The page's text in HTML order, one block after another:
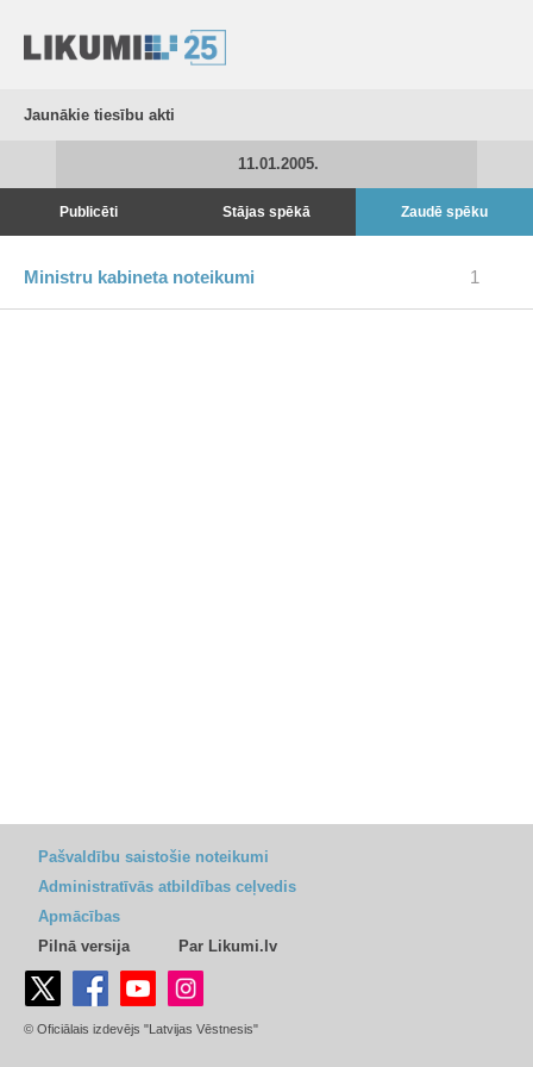
Jaunākie tiesību akti
11.01.2005.
Publicēti Stājas spēkā Zaudē spēku
Ministru kabineta noteikumi 1
Pašvaldību saistošie noteikumi
Administratīvās atbildības ceļvedis
Apmācības
Pilnā versija
Par Likumi.lv
© Oficiālais izdevējs "Latvijas Vēstnesis"